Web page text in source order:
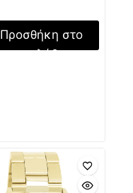
Προσθήκη στο
καλάθι